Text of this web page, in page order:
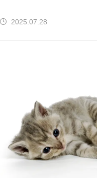
2025.07.28